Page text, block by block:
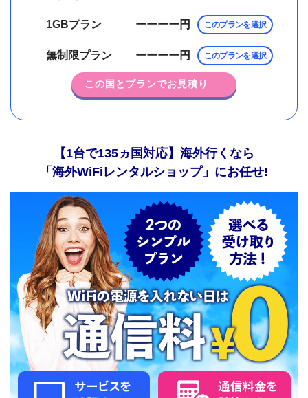
1GBプラン ーーーー円 このプランを選択
無制限プラン ーーーー円 このプランを選択
この国とプランでお見積り
【1台で135ヵ国対応】海外行くなら
「海外WiFiレンタルショップ」にお任せ!